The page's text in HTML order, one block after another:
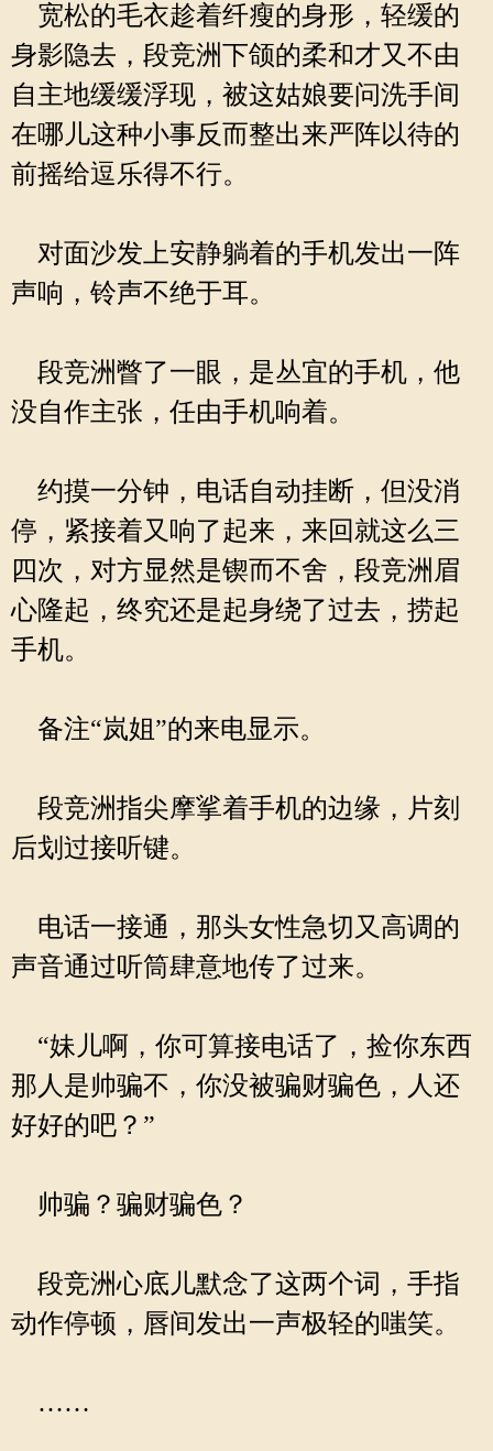
宽松的毛衣趁着纤瘦的身形，轻缓的
身影隐去，段竞洲下颌的柔和才又不由
自主地缓缓浮现，被这姑娘要问洗手间
在哪儿这种小事反而整出来严阵以待的
前摇给逗乐得不行。
对面沙发上安静躺着的手机发出一阵
声响，铃声不绝于耳。
段竞洲瞥了一眼，是丛宜的手机，他
没自作主张，任由手机响着。
约摸一分钟，电话自动挂断，但没消
停，紧接着又响了起来，来回就这么三
四次，对方显然是锲而不舍，段竞洲眉
心隆起，终究还是起身绕了过去，捞起
手机。
备注“岚姐”的来电显示。
段竞洲指尖摩挲着手机的边缘，片刻
后划过接听键。
电话一接通，那头女性急切又高调的
声音通过听筒肆意地传了过来。
“妹儿啊，你可算接电话了，捡你东西
那人是帅骗不，你没被骗财骗色，人还
好好的吧？”
帅骗？骗财骗色？
段竞洲心底儿默念了这两个词，手指
动作停顿，唇间发出一声极轻的嗤笑。
……